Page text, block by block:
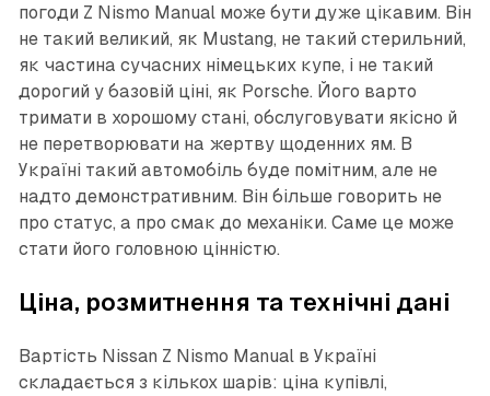
погоди Z Nismo Manual може бути дуже цікавим. Він
не такий великий, як Mustang, не такий стерильний,
як частина сучасних німецьких купе, і не такий
дорогий у базовій ціні, як Porsche. Його варто
тримати в хорошому стані, обслуговувати якісно й
не перетворювати на жертву щоденних ям. В
Україні такий автомобіль буде помітним, але не
надто демонстративним. Він більше говорить не
про статус, а про смак до механіки. Саме це може
стати його головною цінністю.
Ціна, розмитнення та технічні дані
Вартість Nissan Z Nismo Manual в Україні
складається з кількох шарів: ціна купівлі,